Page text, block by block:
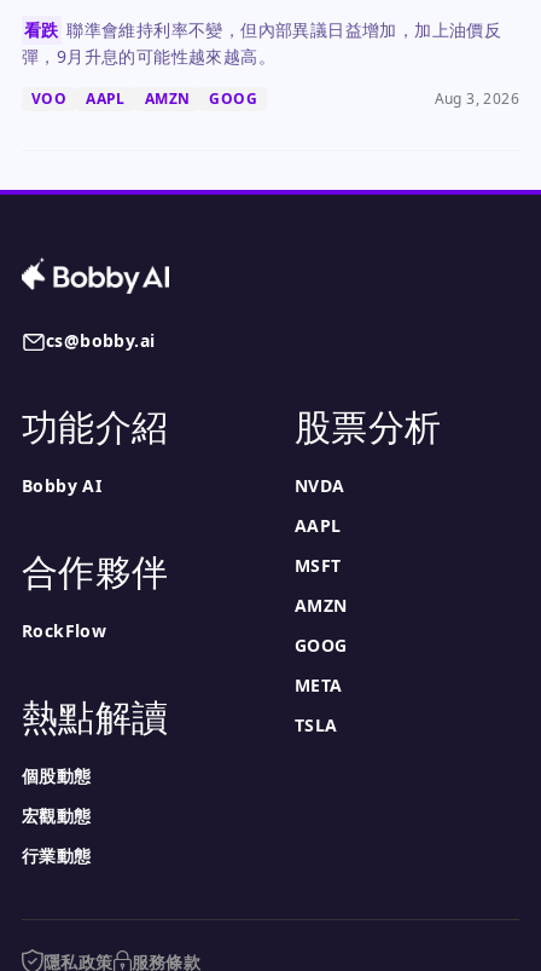
看跌 聯準會維持利率不變，但內部異議日益增加，加上油價反
彈，9月升息的可能性越來越高。
VOO AAPL AMZN GOOG Aug 3, 2026
cs@bobby.ai
功能介紹
Bobby AI
合作夥伴
RockFlow
熱點解讀
個股動態
宏觀動態
行業動態
股票分析
NVDA
AAPL
MSFT
AMZN
GOOG
META
TSLA
隱私政策 服務條款